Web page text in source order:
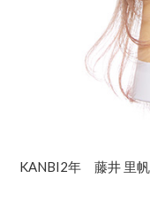
KANBI2年 藤井 里帆